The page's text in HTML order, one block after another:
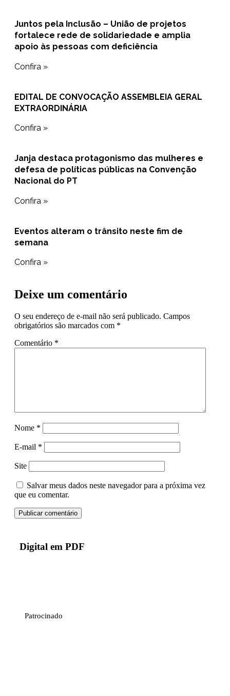
Juntos pela Inclusão – União de projetos
fortalece rede de solidariedade e amplia
apoio às pessoas com deficiência
Confira »
EDITAL DE CONVOCAÇÃO ASSEMBLEIA GERAL
EXTRAORDINÁRIA
Confira »
Janja destaca protagonismo das mulheres e
defesa de políticas públicas na Convenção
Nacional do PT
Confira »
Eventos alteram o trânsito neste fim de
semana
Confira »
Deixe um comentário
O seu endereço de e-mail não será publicado. Campos
obrigatórios são marcados com *
Comentário *
Nome *
E-mail *
Site
Salvar meus dados neste navegador para a próxima vez
que eu comentar.
Digital em PDF
Patrocinado